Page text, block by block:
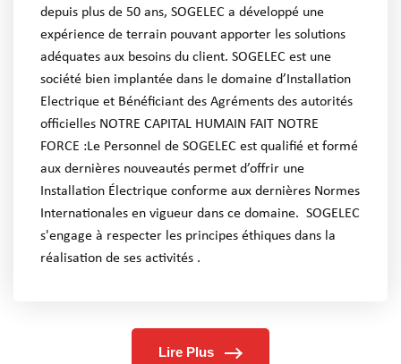
depuis plus de 50 ans, SOGELEC a développé une
expérience de terrain pouvant apporter les solutions
adéquates aux besoins du client. SOGELEC est une
société bien implantée dans le domaine d’Installation
Electrique et Bénéficiant des Agréments des autorités
officielles NOTRE CAPITAL HUMAIN FAIT NOTRE
FORCE :Le Personnel de SOGELEC est qualifié et formé
aux dernières nouveautés permet d’offrir une
Installation Électrique conforme aux dernières Normes
Internationales en vigueur dans ce domaine. SOGELEC
s'engage à respecter les principes éthiques dans la
réalisation de ses activités .
Lire Plus